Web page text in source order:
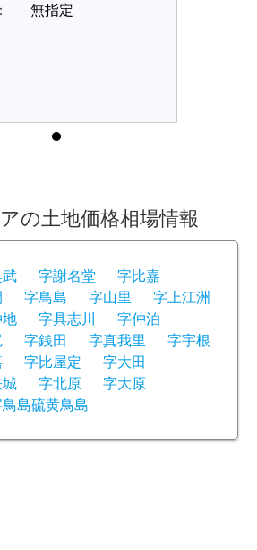
無指定
の土地価格相場情報
字謝名堂
字比嘉
字鳥島 字山里
字上江洲
字具志川
字仲泊
字銭田 字真我里
字宇根
字比屋定
字大田
字北原
字大原
島硫黄鳥島